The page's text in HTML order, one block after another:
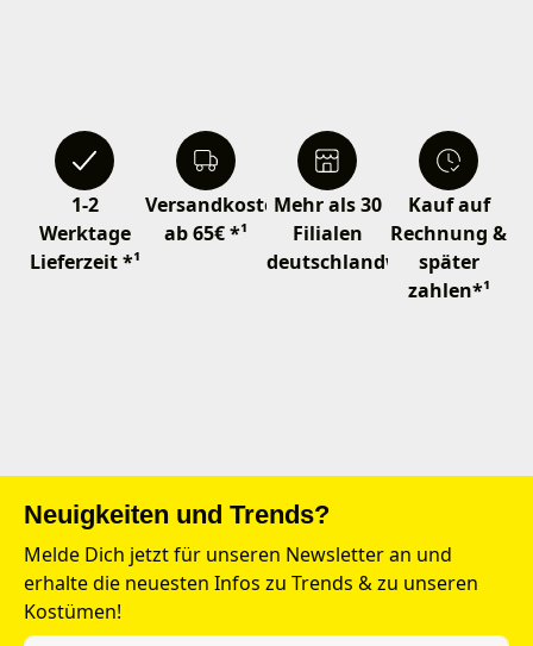
1-2
Werktage
Lieferzeit *¹
Versandkostenfrei
ab 65€ *¹
Mehr als 30
Filialen
deutschlandweit
Kauf auf
Rechnung &
später
zahlen*¹
Neuigkeiten und Trends?
Melde Dich jetzt für unseren Newsletter an und
erhalte die neuesten Infos zu Trends & zu unseren
Kostümen!